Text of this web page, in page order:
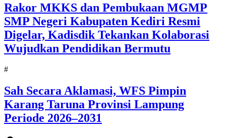
Rakor MKKS dan Pembukaan MGMP
SMP Negeri Kabupaten Kediri Resmi
Digelar, Kadisdik Tekankan Kolaborasi
Wujudkan Pendidikan Bermutu
#
Sah Secara Aklamasi, WFS Pimpin
Karang Taruna Provinsi Lampung
Periode 2026–2031